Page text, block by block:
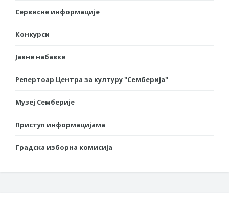
Сервисне информације
Конкурси
Јавне набавке
Репертоар Центра за културу "Семберија"
Музеј Семберије
Приступ информацијама
Градска изборна комисија